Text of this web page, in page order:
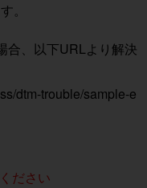
。
合、以下URLより解決
dtm-trouble/sample-e
ださい